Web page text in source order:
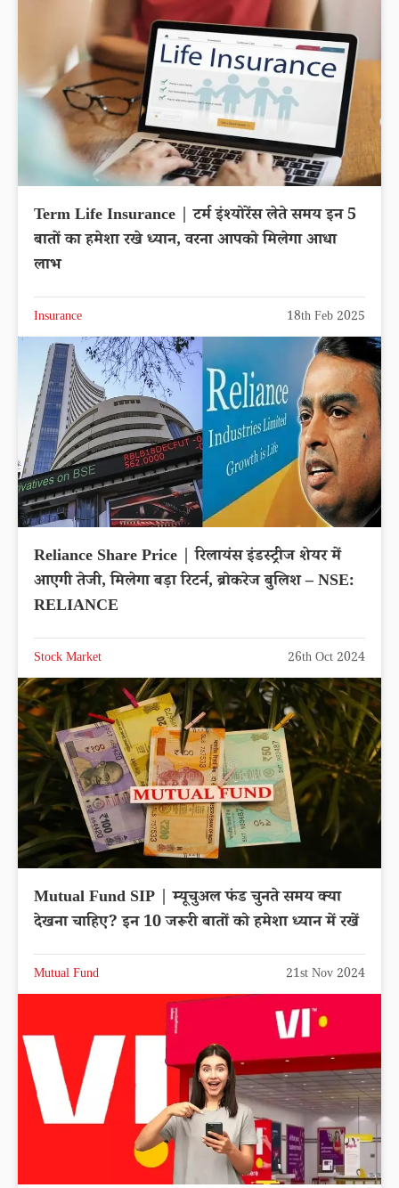
Term Life Insurance | टर्म इंश्योरेंस लेते समय इन 5
बातों का हमेशा रखे ध्यान, वरना आपको मिलेगा आधा
लाभ
Insurance 18th Feb 2025
Reliance Share Price | रिलायंस इंडस्ट्रीज शेयर में
आएगी तेजी, मिलेगा बड़ा रिटर्न, ब्रोकरेज बुलिश – NSE:
RELIANCE
Stock Market 26th Oct 2024
Mutual Fund SIP | म्यूचुअल फंड चुनते समय क्या
देखना चाहिए? इन 10 जरूरी बातों को हमेशा ध्यान में रखें
Mutual Fund 21st Nov 2024